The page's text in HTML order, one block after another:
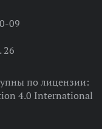
09
26
по лицензии:
4.0 International